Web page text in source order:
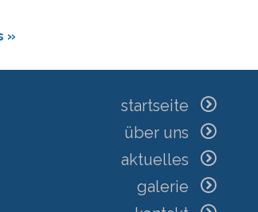
»
startseite
über uns
aktuelles
galerie